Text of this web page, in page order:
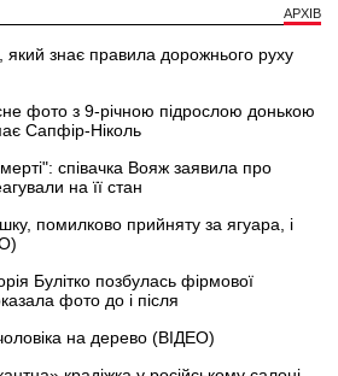
АРХІВ
знає правила дорожнього руху
фото з 9-річною підрослою донькою
Сапфір-Ніколь
співачка Вояж заявила про
на її стан
помилково прийняту за ягуара, і
Булітко позбулась фірмової
фото до і після
на дерево (ВІДЕО)